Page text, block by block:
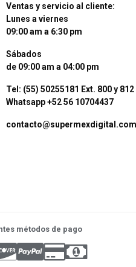
Ventas y servicio al cliente:
Lunes a viernes
09:00 am a 6:30 pm
Sábados
de 09:00 am a 04:00 pm
Tel: (55) 50255181 Ext. 800 y 812
Whatsapp +52 56 10704437
contacto@supermexdigital.com
métodos de pago